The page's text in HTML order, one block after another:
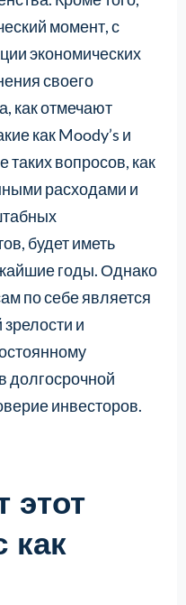
момент, с
экономических
своего
как отмечают
как Moody’s и
таких вопросов, как
расходами и
будет иметь
годы. Однако
по себе является
и
долгосрочной
инвесторов.
этот
как